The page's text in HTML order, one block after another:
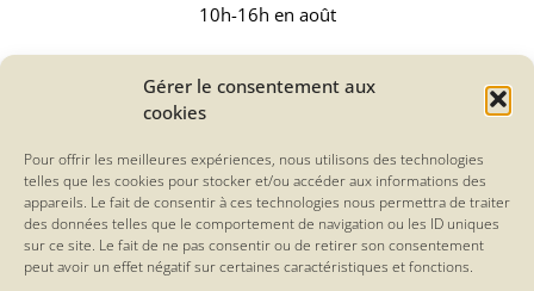
Gérer le consentement aux
cookies
Pour offrir les meilleures expériences, nous utilisons des technologies
telles que les cookies pour stocker et/ou accéder aux informations des
appareils. Le fait de consentir à ces technologies nous permettra de traiter
des données telles que le comportement de navigation ou les ID uniques
sur ce site. Le fait de ne pas consentir ou de retirer son consentement
peut avoir un effet négatif sur certaines caractéristiques et fonctions.
10h-16h en août
Mondelèz International et sont reproduits avec l’accord de ce dernier.